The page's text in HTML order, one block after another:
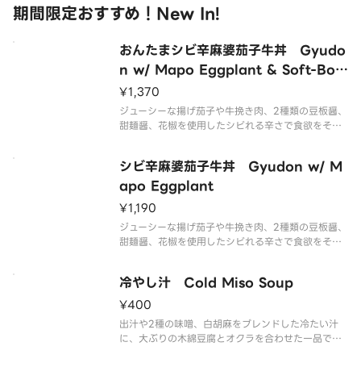
期間限定おすすめ！New In!
おんたまシビ辛麻婆茄子牛丼 Gyudo
n w/ Mapo Eggplant & Soft-Boil
ed Egg
¥1,370
ジューシーな揚げ茄子や牛挽き肉、2種類の豆板醤、
甜麺醤、花椒を使用したシビれる辛さで食欲をそそ
た商品です。
シビ辛麻婆茄子牛丼 Gyudon w/ M
apo Eggplant
¥1,190
ジューシーな揚げ茄子や牛挽き肉、2種類の豆板醤、
甜麺醤、花椒を使用したシビれる辛さで食欲をそそ
冷やし汁 Cold Miso Soup
¥400
出汁や2種の味噌、白胡麻をブレンドした冷たい汁
に、大ぶりの木綿豆腐とオクラを合わせた一品で